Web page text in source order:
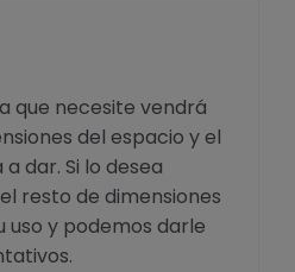
que necesite vendrá
del espacio y el
dar. Si lo desea
resto de dimensiones
uso y podemos darle